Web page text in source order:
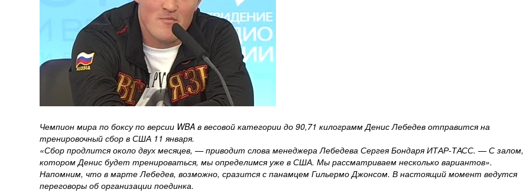
Чемпион мира по боксу по версии WBA в весовой категории до 90,71 килограмм Денис Лебедев отправится на
тренировочный сбор в США 11 января.
«Сбор продлится около двух месяцев, — приводит слова менеджера Лебедева Сергея Бондаря ИТАР-ТАСС. — С залом,
котором Денис будет тренироваться, мы определимся уже в США. Мы рассматриваем несколько вариантов».
Напомним, что в марте Лебедев, возможно, сразится с панамцем Гильермо Джонсом. В настоящий момент ведутся
переговоры об организации поединка.